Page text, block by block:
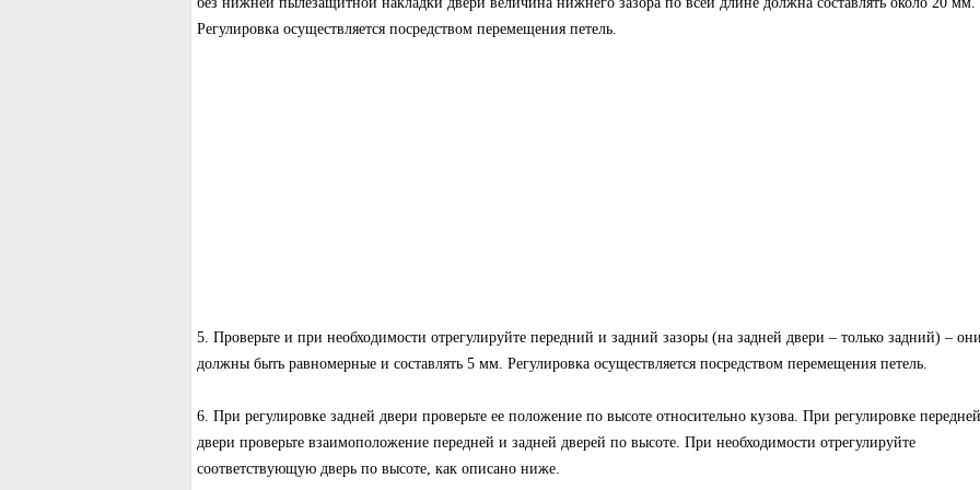
Регулировка осуществляется посредством перемещения петель.
5. Проверьте и при необходимости отрегулируйте передний и задний зазоры (на задней двери – только задний) –
должны быть равномерные и составлять 5 мм. Регулировка осуществляется посредством перемещения петель.
6. При регулировке задней двери проверьте ее положение по высоте относительно кузова. При регулировке передней
двери проверьте взаимоположение передней и задней дверей по высоте. При необходимости отрегулируйте
соответствующую дверь по высоте, как описано ниже.